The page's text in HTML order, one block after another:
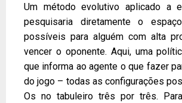
Um método evolutivo aplicado a
pesquisaria diretamente o
possíveis para alguém com alta
vencer o oponente. Aqui, uma
que informa ao agente o que fazer
do jogo – todas as configurações
Os no tabuleiro três por três.